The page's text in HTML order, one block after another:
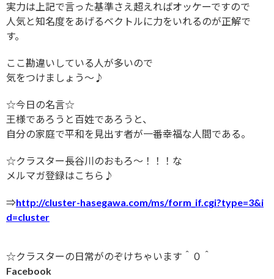
実力は上記で言った基準さえ超えればオッケーですので
人気と知名度をあげるベクトルに力をいれるのが正解で
す。
ここ勘違いしている人が多いので
気をつけましょう〜♪
☆今日の名言☆
王様であろうと百姓であろうと、
自分の家庭で平和を見出す者が一番幸福な人間である。
☆クラスター長谷川のおもろ〜！！！な
メルマガ登録はこちら♪
⇒http://cluster-hasegawa.com/ms/form_if.cgi?type=3&i
d=cluster
☆クラスターの日常がのぞけちゃいます＾０＾
Facebook